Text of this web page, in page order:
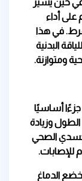
على أداء
في هذا
البدنية
ومتوازنة.
أساسيًا
وزيادة
الصحي
الدماغ